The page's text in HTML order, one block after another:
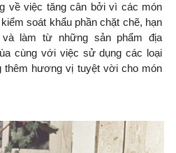
về việc tăng cân bởi vì các món
soát khẩu phần chặt chẽ, hạn
làm từ những sản phẩm địa
cùng với việc sử dụng các loại
thêm hương vị tuyệt vời cho món